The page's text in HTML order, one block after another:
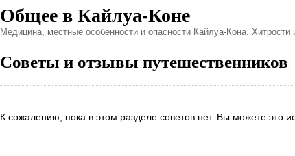
Общее в Кайлуа-Коне
Медицина, местные особенности и опасности Кайлуа-Кона.
Советы и отзывы путешественников
К сожалению, пока в этом разделе советов нет. Вы можете это